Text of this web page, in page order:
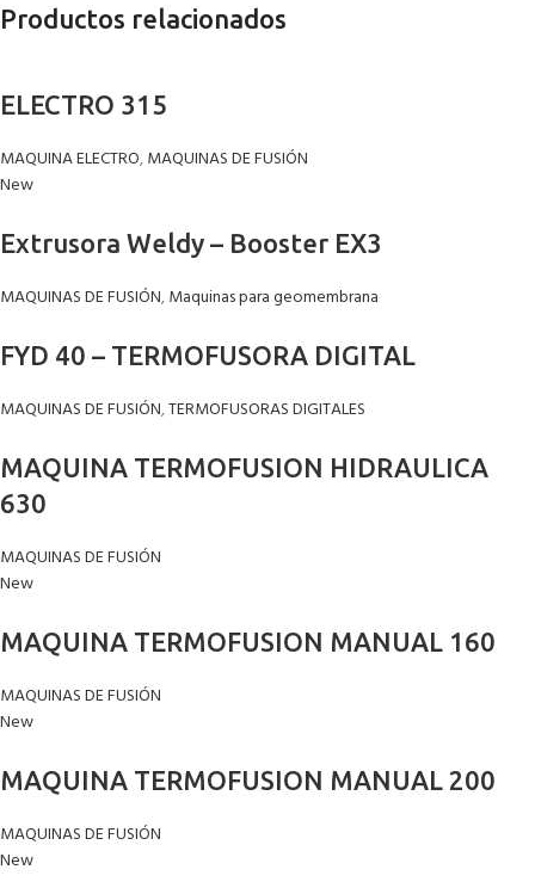
Productos relacionados
ELECTRO 315
MAQUINA ELECTRO,MAQUINAS DE FUSIÓN
New
Extrusora Weldy – Booster EX3
MAQUINAS DE FUSIÓN,Maquinas para geomembrana
FYD 40 – TERMOFUSORA DIGITAL
MAQUINAS DE FUSIÓN,TERMOFUSORAS DIGITALES
MAQUINA TERMOFUSION HIDRAULICA
630
MAQUINAS DE FUSIÓN
New
MAQUINA TERMOFUSION MANUAL 160
MAQUINAS DE FUSIÓN
New
MAQUINA TERMOFUSION MANUAL 200
MAQUINAS DE FUSIÓN
New